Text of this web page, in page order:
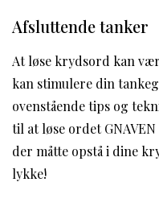
Afsluttende tanker
At løse krydsord kan
kan stimulere din
ovenstående tips og
til at løse ordet
der måtte opstå i dine
lykke!